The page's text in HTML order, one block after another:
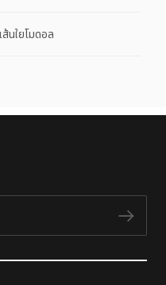
นใยโมดอล
ติดต